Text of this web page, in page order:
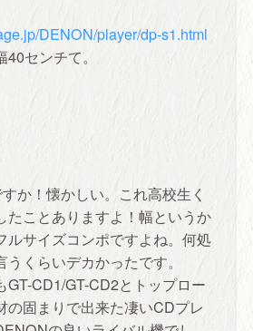
DENON/player/dp-s1.html
センチて。
か！懐かしい。これ高校生く
たことありますよ！幅というか
ルサイズコンポですよね。何処
くらいデカかったです。
GT-CD1/GT-CD2とトップロー
の固まりで出来た凄いCDプレ